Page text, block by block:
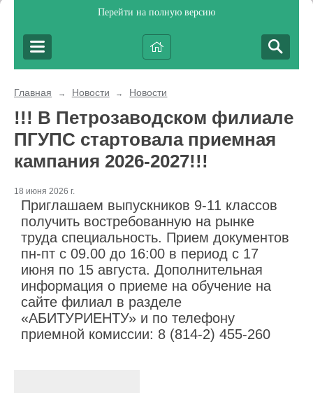
Перейти на полную версию
Главная → Новости → Новости
!!! В Петрозаводском филиале
ПГУПС стартовала приемная
кампания 2026-2027!!!
18 июня 2026 г.
Приглашаем выпускников 9-11 классов
получить востребованную на рынке
труда специальность. Прием документов
пн-пт с 09.00 до 16:00 в период с 17
июня по 15 августа. Дополнительная
информация о приеме на обучение на
сайте филиал в разделе
«АБИТУРИЕНТУ» и по телефону
приемной комиссии: 8 (814-2) 455-260